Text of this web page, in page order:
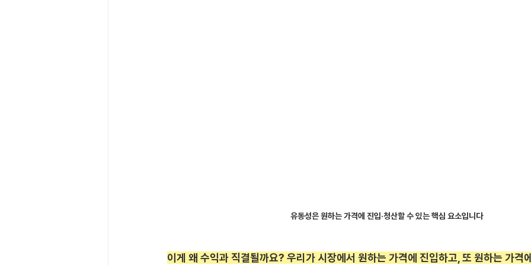
유동성은 원하는 가격에 진입·청산할 수 있는 핵심 요소입니다
이게 왜 수익과 직결될까요? 우리가 시장에서 원하는 가격에 진입하고, 또 원하는 가격